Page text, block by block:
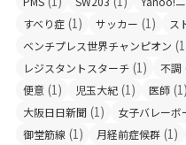
すべり症 (1) サッカー (1) ス
ベンチプレス世界チャンピオン
レジスタントスターチ (1) 不調
便意 (1) 児玉大紀 (1) 医師 (1)
大阪日日新聞 (1) 女子バレーボ
御堂筋線 (1) 月経前症候群 (1)